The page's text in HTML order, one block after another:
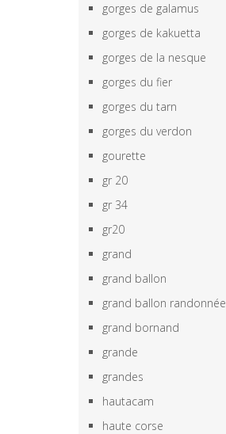
gorges de galamus
gorges de kakuetta
gorges de la nesque
gorges du fier
gorges du tarn
gorges du verdon
gourette
gr 20
gr 34
gr20
grand
grand ballon
grand ballon randonnée
grand bornand
grande
grandes
hautacam
haute corse